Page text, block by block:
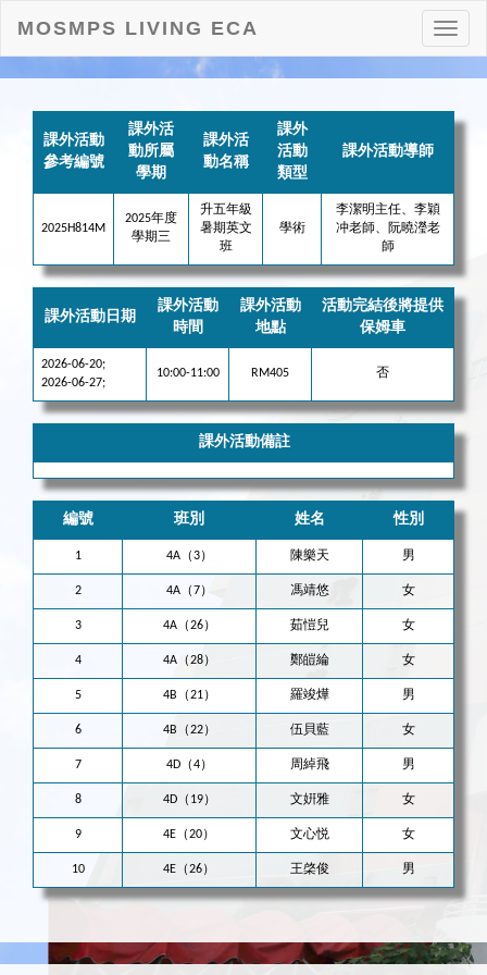
打
開
MOSMPS LIVING ECA
課外活動
參考編號
課外活
動所屬
學期
課外活
動名稱
課外
活動
類型
課外活動導師
2025H814M
2025年度
學期三
升五年級
暑期英文
班
學術
李潔明主任、李穎
冲老師、阮曉瀅老
師
課外活動日期
課外活動
時間
課外活動
地點
活動完結後將提供
保姆車
2026-06-20;
2026-06-27;
10:00-11:00 RM405 否
課外活動備註
編號 班別 姓名 性別
1 4A（3） 陳樂天 男
2 4A（7） 馮靖悠 女
3 4A（26） 茹愷兒 女
4 4A（28） 鄭皚綸 女
5 4B（21） 羅竣燁 男
6 4B（22） 伍貝藍 女
7 4D（4） 周綽飛 男
8 4D（19） 文姸雅 女
9 4E（20） 文心悦 女
10 4E（26） 王棨俊 男